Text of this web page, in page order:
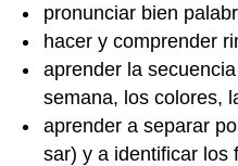
pronunciar bien
hacer y comprender
aprender la
semana, los colores,
aprender a separar
sar) y a identificar los